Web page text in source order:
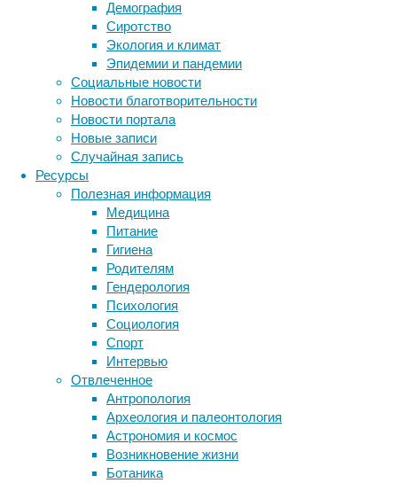
Демография
Сиротство
Экология и климат
Эпидемии и пандемии
Социальные новости
Новости благотворительности
Новости портала
Новые записи
Случайная запись
Ресурсы
Полезная информация
Медицина
Питание
Гигиена
Родителям
Гендерология
Психология
Социология
Спорт
Интервью
Отвлеченное
Антропология
Археология и палеонтология
Астрономия и космос
Возникновение жизни
Ботаника
жизни.
лишь
немногие
из
такой
шанс,
учитывая,
организм
может
отторгнуть
чужой
орган,
значительно
уменьшает
количество
успешных
пересадок
Метки
ДНК бактерии биология
биотехнология вирусы восприятие
генетика дети
здоровье